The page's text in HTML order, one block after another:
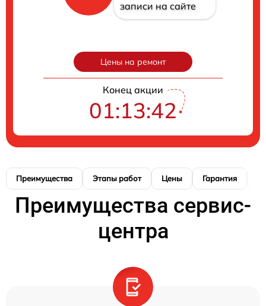
записи на сайте
Цены на ремонт
Конец акции
01:13:41
Преимущества Этапы работ Цены Гарантия
Преимущества сервис-
центра